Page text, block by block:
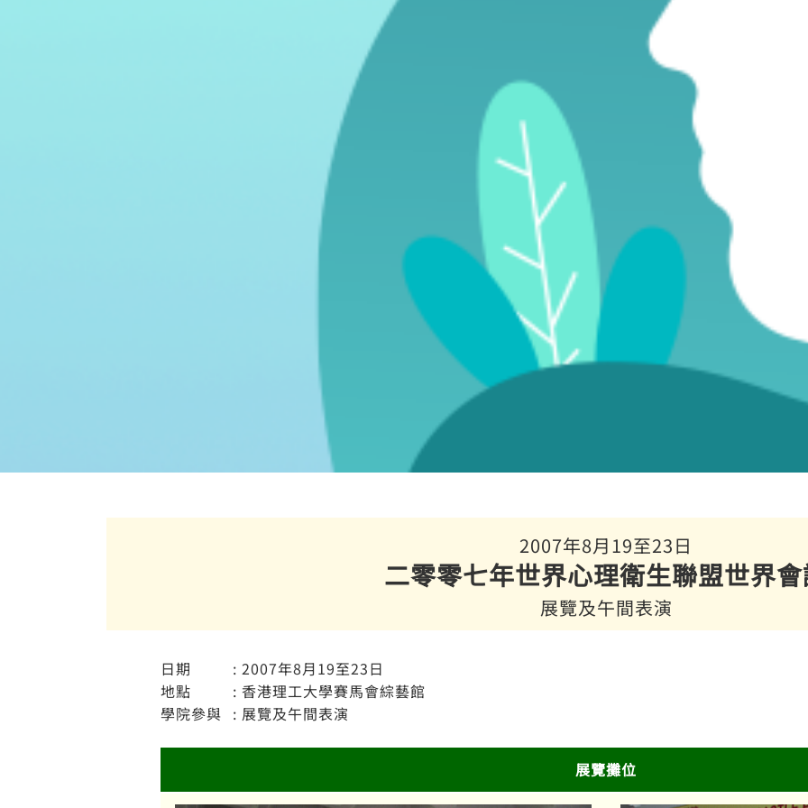
2007年8月19至23日
二零零七年世界心理衛生聯盟世界
展覽及午間表演
日期
: 2007年8月19至23日
地點
: 香港理工大學賽馬會綜藝館
學院參與 : 展覽及午間表演
展覽攤位